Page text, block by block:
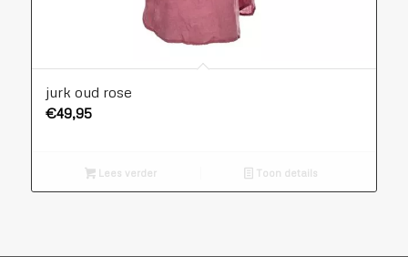
jurk oud rose
€49,95
Lees verder Toon details